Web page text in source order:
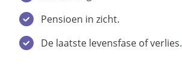
Pensioen in zicht.
De laatste levensfase of verlies.